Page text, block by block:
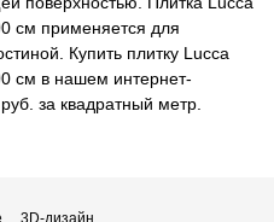
см применяется для
Купить плитку Lucca
см в нашем интернет-
за квадратный метр.
3D-дизайн